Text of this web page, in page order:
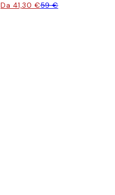
Da 41,30 €59 €